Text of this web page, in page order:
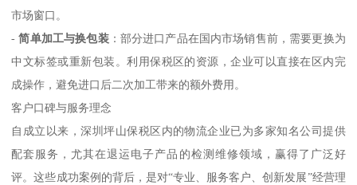
市场窗口。
-简单加工与换包装：部分进口产品在国内市场销售前，需要更换为
中文标签或重新包装。利用保税区的资源，企业可以直接在区内完
成操作，避免进口后二次加工带来的额外费用。
客户口碑与服务理念
自成立以来，深圳坪山保税区内的物流企业已为多家知名公司提供
配套服务，尤其在退运电子产品的检测维修领域，赢得了广泛好
评。这些成功案例的背后，是对“专业、服务客户、创新发展”经营理